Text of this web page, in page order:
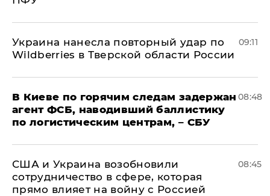
Украина нанесла повторный удар по
Wildberries в Тверской области России
09:11
В Киеве по горячим следам задержан
агент ФСБ, наводивший баллистику
по логистическим центрам, – СБУ
08:48
США и Украина возобновили
сотрудничество в сфере, которая
прямо влияет на войну с Россией
08:45